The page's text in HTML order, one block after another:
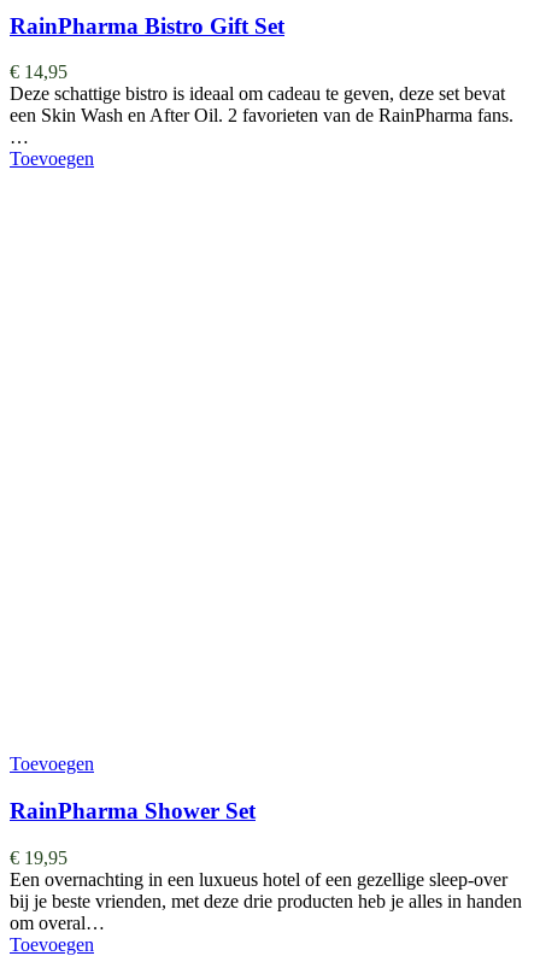
RainPharma Bistro Gift Set
€ 14,95
Deze schattige bistro is ideaal om cadeau te geven, deze set bevat
een Skin Wash en After Oil. 2 favorieten van de RainPharma fans.
…
Toevoegen
Toevoegen
RainPharma Shower Set
€ 19,95
Een overnachting in een luxueus hotel of een gezellige sleep-over
bij je beste vrienden, met deze drie producten heb je alles in handen
om overal…
Toevoegen